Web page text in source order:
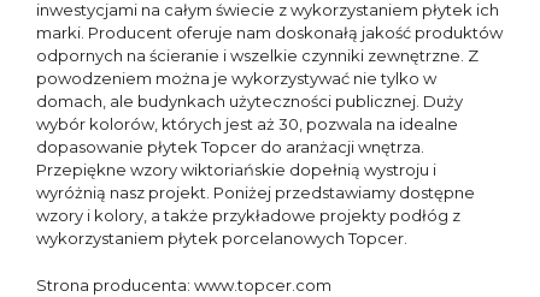
inwestycjami na całym świecie z wykorzystaniem płytek ich
marki. Producent oferuje nam doskonałą jakość produktów
odpornych na ścieranie i wszelkie czynniki zewnętrzne. Z
powodzeniem można je wykorzystywać nie tylko w
domach, ale budynkach użyteczności publicznej. Duży
wybór kolorów, których jest aż 30, pozwala na idealne
dopasowanie płytek Topcer do aranżacji wnętrza.
Przepiękne wzory wiktoriańskie dopełnią wystroju i
wyróżnią nasz projekt. Poniżej przedstawiamy dostępne
wzory i kolory, a także przykładowe projekty podłóg z
wykorzystaniem płytek porcelanowych Topcer.
Strona producenta: www.topcer.com